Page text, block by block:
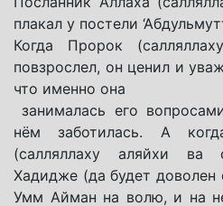
плакал у постели
Когда Пророк
повзрослел, он ценил и
что именно она
занималась его
нём заботилась. А
(салляллаху аляйхи ва
Хадидже (да будет доволен
Умм Айман на волю, и на